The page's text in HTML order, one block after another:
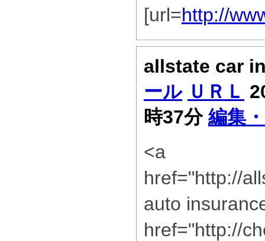
[url=http://
allstate car
ール ＵＲＬ
時37分 編集
<a
href="http://
auto
href="http://